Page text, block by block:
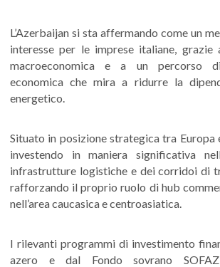
L’Azerbaijan si sta affermando come un
interesse per le imprese italiane, grazie
macroeconomica e a un percorso
economica che mira a ridurre la
energetico.
Situato in posizione strategica tra Europa
investendo in maniera significativa
infrastrutture logistiche e dei corridoi di
rafforzando il proprio ruolo di hub
nell’area caucasica e centroasiatica.
I rilevanti programmi di investimento
azero e dal Fondo sovrano